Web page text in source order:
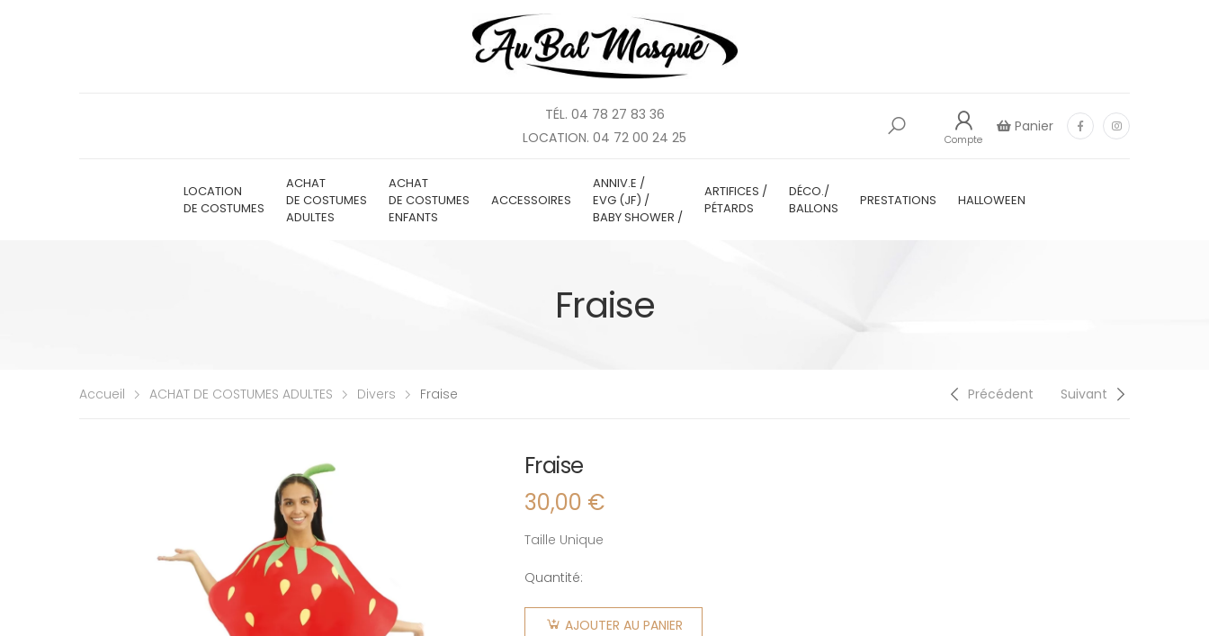
TÉL. 04 78 27 83 36
LOCATION. 04 72 00 24 25
Compte
Panier
LOCATION
DE COSTUMES
ACHAT
DE COSTUMES
ADULTES
ACHAT
DE COSTUMES
ENFANTS
ACCESSOIRES
ANNIV.E /
EVG (JF) /
BABY SHOWER /
ARTIFICES /
PÉTARDS
DÉCO./
BALLONS
PRESTATIONS HALLOWEEN
Fraise
Accueil ACHAT DE COSTUMES ADULTES Divers Fraise Précédent Suivant
Fraise
30,00 €
Taille Unique
Quantité:
quantité
de Fraise
AJOUTER AU PANIER